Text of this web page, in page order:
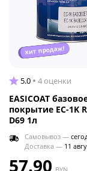
хит продаж!
5.0 4 оценки
EASICOAT
покрытие EC-1K
D69 1л
Самовывоз —
Доставка — 11
57.90